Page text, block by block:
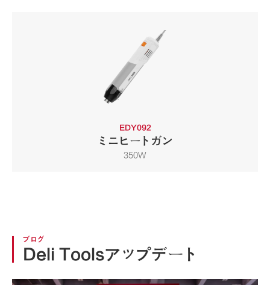
EDY092
ミニヒートガン
350W
ブログ
Deli Toolsアップデート